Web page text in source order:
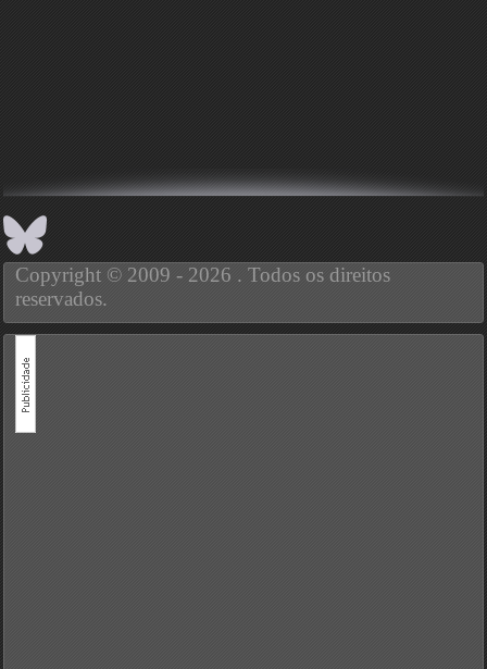
Copyright © 2009 - 2026 . Todos os direitos
reservados.